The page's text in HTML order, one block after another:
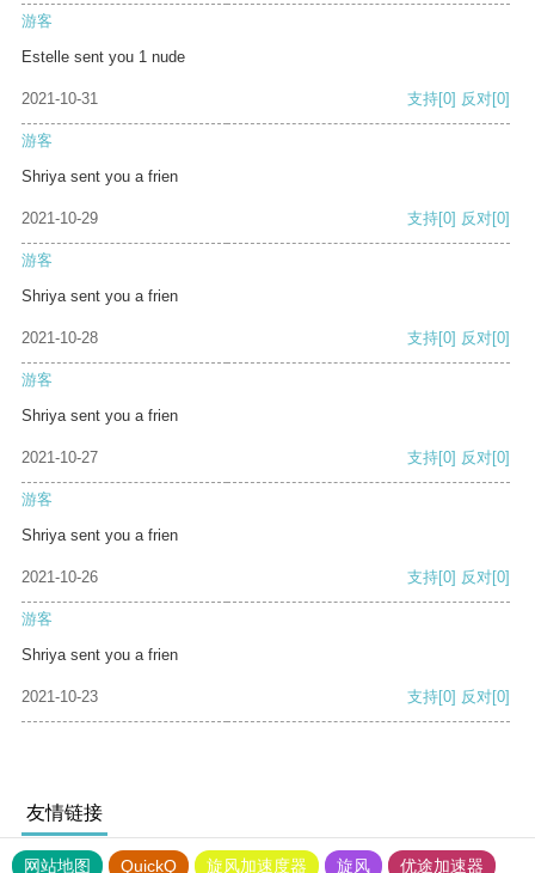
游客
Estelle sent you 1 nude
2021-10-31 支持[0] 反对[0]
游客
Shriya sent you a frien
2021-10-29 支持[0] 反对[0]
游客
Shriya sent you a frien
2021-10-28 支持[0] 反对[0]
游客
Shriya sent you a frien
2021-10-27 支持[0] 反对[0]
游客
Shriya sent you a frien
2021-10-26 支持[0] 反对[0]
游客
Shriya sent you a frien
2021-10-23 支持[0] 反对[0]
友情链接
网站地图 QuickQ 旋风加速度器 旋风 优途加速器